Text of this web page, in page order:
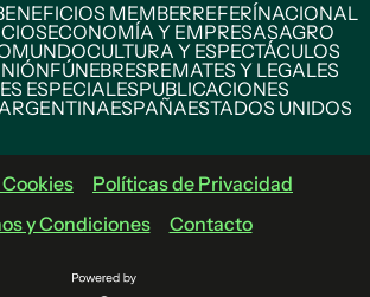
MEMBERREFERÍNACIONAL
ECONOMÍA Y EMPRESASAGRO
MUNDOCULTURA Y ESPECTÁCULOS
FÚNEBRESREMATES Y LEGALES
ESPECIALESPUBLICACIONES
ESPAÑAESTADOS UNIDOS
Políticas de Privacidad
y Condiciones
Contacto